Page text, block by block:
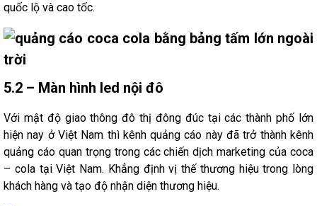
quốc lộ và cao tốc.
5.2 – Màn hình led nội đô
Với mật độ giao thông đô thị đông đúc tại các thành phố lớn
hiện nay ở Việt Nam thì kênh quảng cáo này đã trở thành kênh
quảng cáo quan trọng trong các chiến dịch marketing của coca
– cola tại Việt Nam. Khẳng định vị thế thương hiệu trong lòng
khách hàng và tạo độ nhận diện thương hiệu.